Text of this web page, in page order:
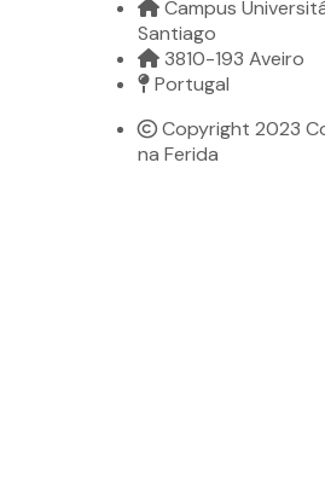
Campus
Santiago
3810-193 Aveiro
Portugal
Copyright 2023
na Ferida